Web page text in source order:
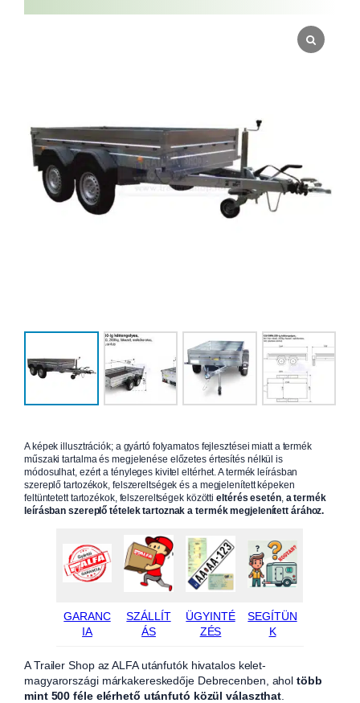
A képek illusztrációk; a gyártó folyamatos fejlesztései miatt a termék
műszaki tartalma és megjelenése előzetes értesítés nélkül is
módosulhat, ezért a tényleges kivitel eltérhet. A termék leírásban
szereplő tartozékok, felszereltségek és a megjelenített képeken
feltüntetett tartozékok, felszereltségek közöttieltérés esetén, a termék
leírásban szereplő tételek tartoznak a termék megjelenített árához.
GARANC
IA
SZÁLLÍT
ÁS
ÜGYINTÉ
ZÉS
SEGÍTÜN
K
A Trailer Shop az ALFA utánfutók hivatalos kelet-
magyarországi márkakereskedője Debrecenben, aholtöbb
mint 500 féle elérhető utánfutó közül választhat